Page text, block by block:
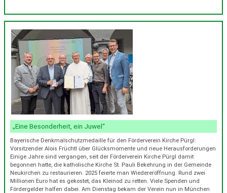
„Eine Besonderheit, ein Juwel“
Bayerische Denkmalschutzmedaille für den Förderverein Kirche Pürgl:
Vorsitzender Alois Früchtl über Glücksmomente und neue Herausforderungen
Einige Jahre sind vergangen, seit der Förderverein Kirche Pürgl damit
begonnen hatte, die katholische Kirche St. Pauli Bekehrung in der Gemeinde
Neukirchen zu restaurieren. 2025 feierte man Wiedereröffnung. Rund zwei
Millionen Euro hat es gekostet, das Kleinod zu retten. Viele Spenden und
Fördergelder halfen dabei. Am Dienstag bekam der Verein nun in München